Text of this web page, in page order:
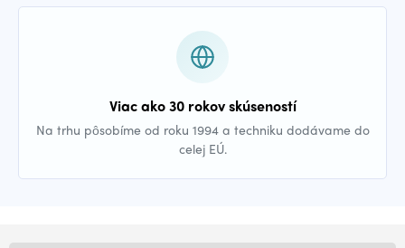
Viac ako 30 rokov skúseností
Na trhu pôsobíme od roku 1994 a techniku dodávame do
celej EÚ.